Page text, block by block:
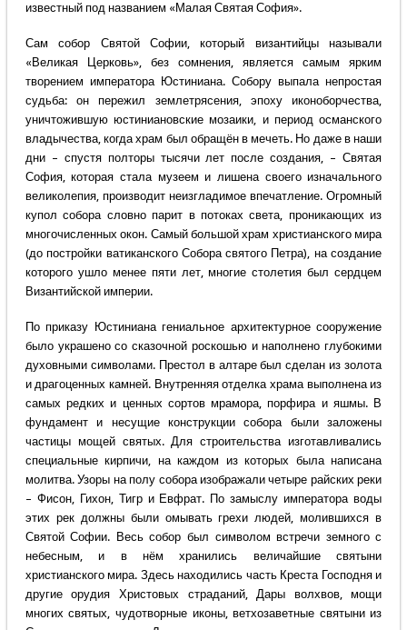
известный под названием «Малая Святая София».
Сам собор Святой Софии, который византийцы называли
«Великая Церковь», без сомнения, является самым ярким
творением императора Юстиниана. Собору выпала непростая
судьба: он пережил землетрясения, эпоху иконоборчества,
уничтожившую юстиниановские мозаики, и период османского
владычества, когда храм был обращён в мечеть. Но даже в наши
дни – спустя полторы тысячи лет после создания, – Святая
София, которая стала музеем и лишена своего изначального
великолепия, производит неизгладимое впечатление. Огромный
купол собора словно парит в потоках света, проникающих из
многочисленных окон. Самый большой храм христианского мира
(до постройки ватиканского Собора святого Петра), на создание
которого ушло менее пяти лет, многие столетия был сердцем
Византийской империи.
По приказу Юстиниана гениальное архитектурное сооружение
было украшено со сказочной роскошью и наполнено глубокими
духовными символами. Престол в алтаре был сделан из золота
и драгоценных камней. Внутренняя отделка храма выполнена из
самых редких и ценных сортов мрамора, порфира и яшмы. В
фундамент и несущие конструкции собора были заложены
частицы мощей святых. Для строительства изготавливались
специальные кирпичи, на каждом из которых была написана
молитва. Узоры на полу собора изображали четыре райских реки
– Фисон, Гихон, Тигр и Евфрат. По замыслу императора воды
этих рек должны были омывать грехи людей, молившихся в
Святой Софии. Весь собор был символом встречи земного с
небесным, и в нём хранились величайшие святыни
христианского мира. Здесь находились часть Креста Господня и
другие орудия Христовых страданий, Дары волхвов, мощи
многих святых, чудотворные иконы, ветхозаветные святыни из